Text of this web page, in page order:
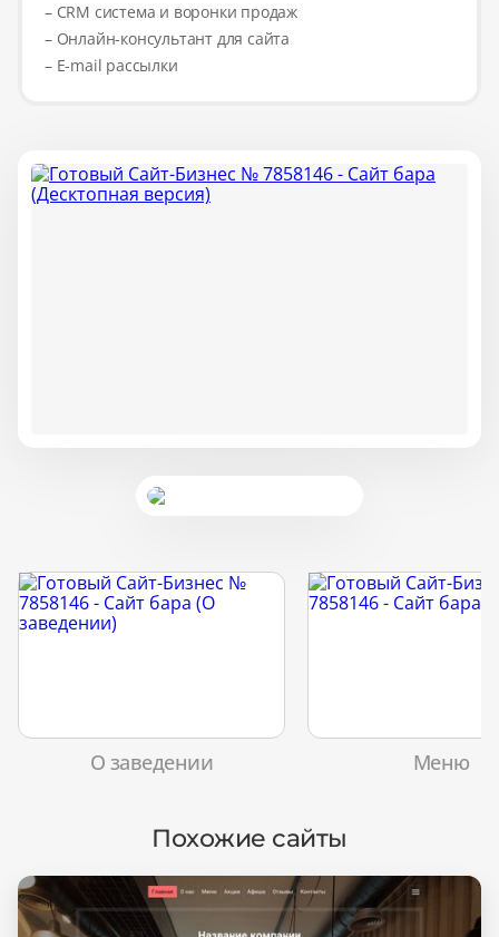
– CRM система и воронки продаж
– Онлайн-консультант для сайта
– E-mail рассылки
О заведении Меню
Похожие сайты